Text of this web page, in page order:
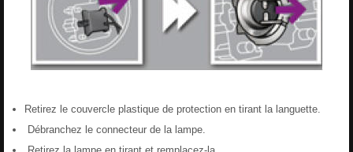
Retirez le couvercle plastique de protection en tirant la languette.
Débranchez le connecteur de la lampe.